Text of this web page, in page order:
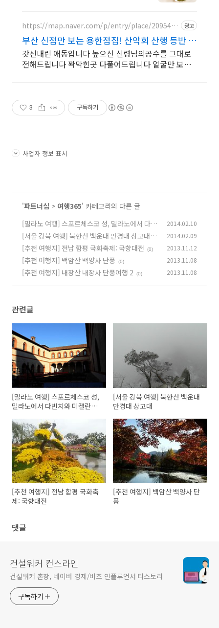
https://map.naver.com/p/entry/place/2095432
광고
부산 신점만 보는 용한점집! 산악회 산행 등반 정
상등정
갓신내린 애동입니다 높으신 신령님의공수를 그대로
전해드립니다 꽉막힌곳 다풀어드립니다 얼굴만 보면
3 구독하기
사업자 정보 표시
'파트너십 > 여행365' 카테고리의 다른 글
[밀라노 여행] 스포르체스코 성, 밀라노에서 다빈
치와 미켈란젤로를 만나다 (0)
2014.02.10
[서울 강북 여행] 북한산 백운대 만경대 상고대
(0)
2014.02.09
[추천 여행지] 전남 함평 국화축제: 국향대전 (0) 2013.11.12
[추천 여행지] 백암산 백양사 단풍 (0) 2013.11.08
[추천 여행지] 내장산 내장사 단풍여행 2 (0) 2013.11.08
관련글
[밀라노 여행] 스포르체스코 성,
밀라노에서 다빈치와 미켈란젤
[서울 강북 여행] 북한산 백운대
만경대 상고대
[추천 여행지] 전남 함평 국화축
제: 국향대전
[추천 여행지] 백암산 백양사 단
풍
댓글
건설워커 컨스라인
건설워커 촌장, 네이버 경제/비즈 인플루언서 티스토리
구독하기